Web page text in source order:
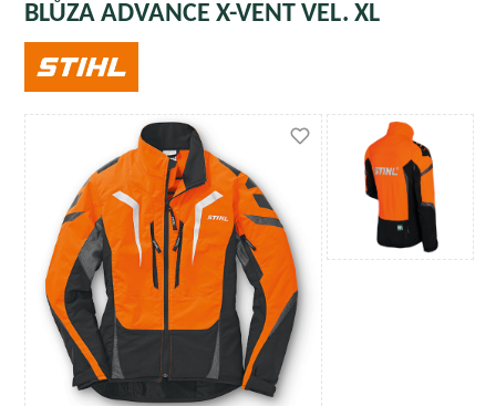
BLŮZA ADVANCE X-VENT VEL. XL